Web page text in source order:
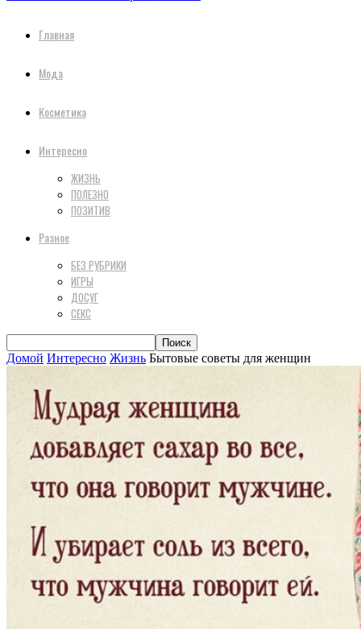
Главная
Мода
Косметика
Интересно
ЖИЗНЬ
ПОЛЕЗНО
ПОЗИТИВ
Разное
БЕЗ РУБРИКИ
ИГРЫ
ДОСУГ
СЕКС
Домой Интересно Жизнь Бытовые советы для женщин